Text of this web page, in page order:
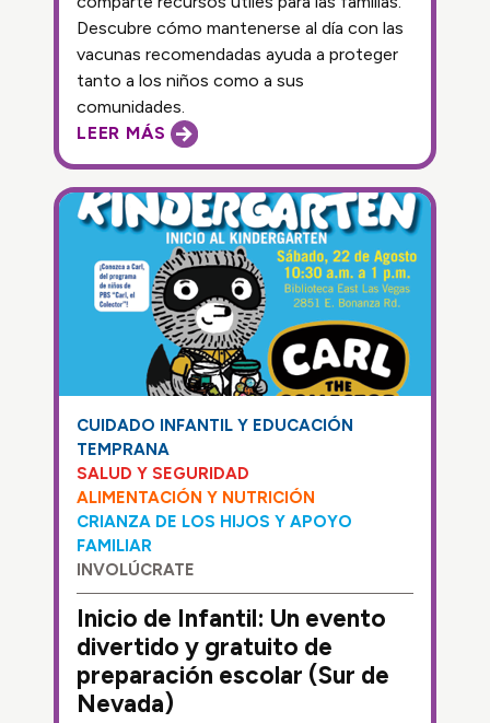
LEER MÁS
Descubre cómo mantenerse al día con las
vacunas recomendadas ayuda a proteger
tanto a los niños como a sus
comunidades.
CUIDADO INFANTIL Y EDUCACIÓN
TEMPRANA
SALUD Y SEGURIDAD
ALIMENTACIÓN Y NUTRICIÓN
CRIANZA DE LOS HIJOS Y APOYO
FAMILIAR
INVOLÚCRATE
Inicio de Infantil: Un evento
divertido y gratuito de
preparación escolar (Sur de
Nevada)